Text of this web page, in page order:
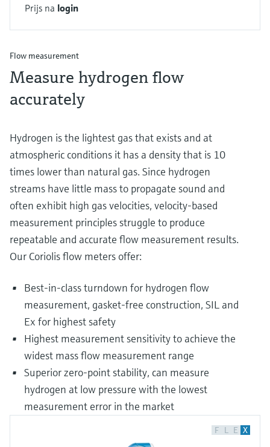
Prijs na login
Flow measurement
Measure hydrogen flow
accurately
Hydrogen is the lightest gas that exists and at
atmospheric conditions it has a density that is 10
times lower than natural gas. Since hydrogen
streams have little mass to propagate sound and
often exhibit high gas velocities, velocity-based
measurement principles struggle to produce
repeatable and accurate flow measurement results.
Our Coriolis flow meters offer:
Best-in-class turndown for hydrogen flow
measurement, gasket-free construction, SIL and
Ex for highest safety
Highest measurement sensitivity to achieve the
widest mass flow measurement range
Superior zero-point stability, can measure
hydrogen at low pressure with the lowest
measurement error in the market
F L E X